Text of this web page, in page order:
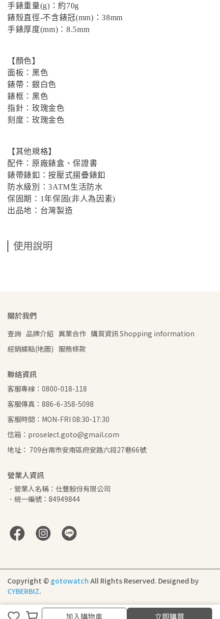
取消 完成
加入購物車 立即購買
手錶重量(g) ：約70g
錶殼直徑-不含錶冠(mm) ：38mm
手錶厚度(mm) ：8.5mm
【顏色】
面板：黑色
錶帶：銀白色
錶框：黑色
指針：玫瑰金色
刻度：玫瑰金色
【其他規格】
配件：原廠錶盒、保證書
錶帶錶釦：按壓式摺疊錶釦
防水級別：3ATM生活防水
保固期： 1年保固(非人為因素)
出品地：台灣製造
使用說明
關於我們
查詢 品牌介紹 異業合作 購買資訊 Shopping information
經銷據點(地圖) 服務條款
聯絡資訊
客服專線：0800-018-118
客服傳真：886-6-358-5098
客服時間：MON-FRI 08:30-17:30
信箱：proselect.goto@gmail.com
地址： 709台南市安南區府安路六段27巷66號
營業人資訊
．營業人名稱：仕豐股份有限公司
．統一編號：84949844
Copyright © gotowatch All Rights Reserved. Designed by
CYBERBIZ.